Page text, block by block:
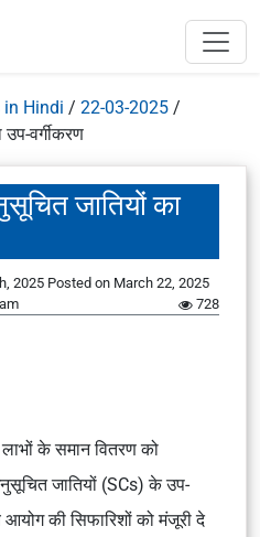
in Hindi / 22-03-2025 /
वर्गीकरण
जातियों का
2025 Posted on March 22, 2025
728
के समान वितरण को
जातियों (SCs) के उप-
की सिफारिशों को मंजूरी दे